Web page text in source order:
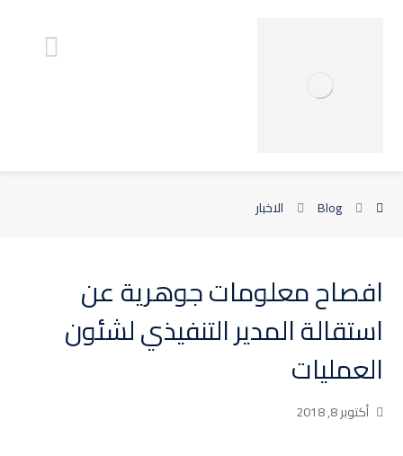
Blog الاخبار
افصاح معلومات جوهرية عن
استقالة المدير التنفيذي لشئون
العمليات
أكتوبر 8, 2018